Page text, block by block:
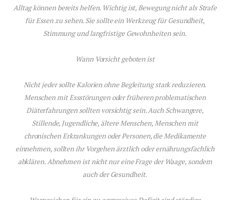
Alltag können bereits helfen. Wichtig ist, Bewegung nicht als Strafe
für Essen zu sehen. Sie sollte ein Werkzeug für Gesundheit,
Stimmung und langfristige Gewohnheiten sein.
Wann Vorsicht geboten ist
Nicht jeder sollte Kalorien ohne Begleitung stark reduzieren.
Menschen mit Essstörungen oder früheren problematischen
Diäterfahrungen sollten vorsichtig sein. Auch Schwangere,
Stillende, Jugendliche, ältere Menschen, Menschen mit
chronischen Erkrankungen oder Personen, die Medikamente
einnehmen, sollten ihr Vorgehen ärztlich oder ernährungsfachlich
abklären. Abnehmen ist nicht nur eine Frage der Waage, sondern
auch der Gesundheit.